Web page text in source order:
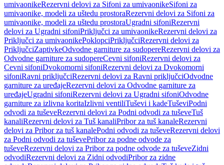
umivaonikeRezervni delovi za Sifoni za umivaonikeSifoni za
umivaonike, modeli za uštedu prostoraRezervni delovi za Sifoni za
umivaonike, modeli za uštedu prostoraUgradni sifoniRezervni
delovi za Ugradni sifoniPriključci za umivaonikeRezervni delovi za
Priključci za umivaonikePoklopciPriključciRezervni delovi za
PriključciZaptivkeOdvodne garniture za sudopereRezervni delovi za
Odvodne garniture za sudopereCevni sifoniRezervni delovi za
Cevni sifoniDvokomorni sifoniRezervni delovi za Dvokomorni
sifoniRavni priključciRezervni delovi za Ravni priključciOdvodne
garniture za uređajeRezervni delovi za Odvodne garniture za
uređajeUgradni sifoniRezervni delovi za Ugradni sifoniOdvodne
garniture za izlivna koritaIzlivni ventiliTuševi i kadeTuševiPodni
odvodi za tuševeRezervni delovi za Podni odvodi za tuševeTuš
kanaliRezervni delovi za Tuš kanaliPribor za tuš kanaleRezervni
delovi za Pribor za tuš kanalePodni odvodi za tuševeRezervni delovi
za Podni odvodi za tuševePribor za podne odvode za
tuševeRezervni delovi za Pribor za podne odvode za tuševeZidni
odvodiRezervni delovi za Zidni odvodiPribor za zidne